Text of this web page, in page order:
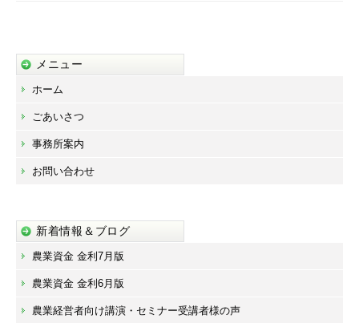
メニュー
ホーム
ごあいさつ
事務所案内
お問い合わせ
新着情報＆ブログ
農業資金 金利7月版
農業資金 金利6月版
農業経営者向け講演・セミナー受講者様の声